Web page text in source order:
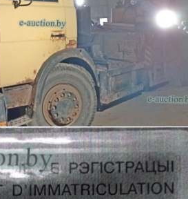
торгов
область, Несвижский р-н, г.
ул. Сновская, д.2